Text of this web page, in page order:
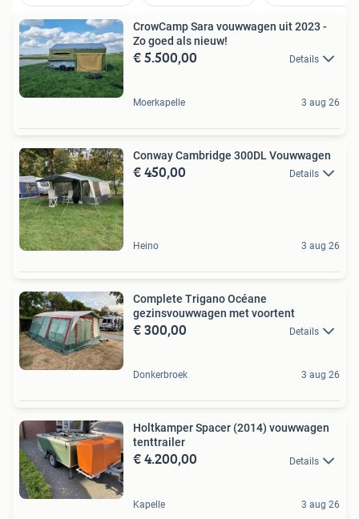
CrowCamp Sara vouwwagen uit 2023 -
Zo goed als nieuw!
€ 5.500,00 Details
Moerkapelle 3 aug 26
Conway Cambridge 300DL Vouwwagen
€ 450,00 Details
Heino 3 aug 26
Complete Trigano Océane
gezinsvouwwagen met voortent
€ 300,00 Details
Donkerbroek 3 aug 26
Holtkamper Spacer (2014) vouwwagen
tenttrailer
€ 4.200,00 Details
Kapelle 3 aug 26